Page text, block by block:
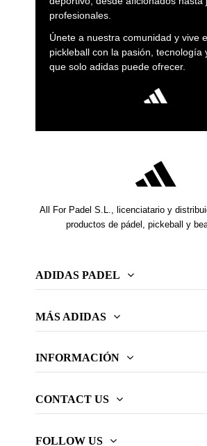
profesionales.
Únete a nuestra comunidad y vive
pickleball con la pasión, tecnología
que solo adidas puede ofrecer.
All For Padel S.L., licenciatario y
productos de pádel, pickeball y
ADIDAS PADEL
MÁS ADIDAS
INFORMACIÓN
CONTACT US
FOLLOW US